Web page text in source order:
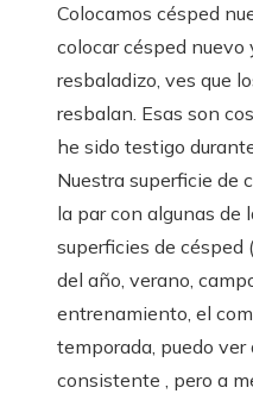
Colocamos césped
colocar césped nuevo
resbaladizo, ves que
resbalan. Esas son
he sido testigo
Nuestra superficie de
la par con algunas de
superficies de césped
del año, verano,
entrenamiento, el
temporada, puedo ver
consistente , pero a